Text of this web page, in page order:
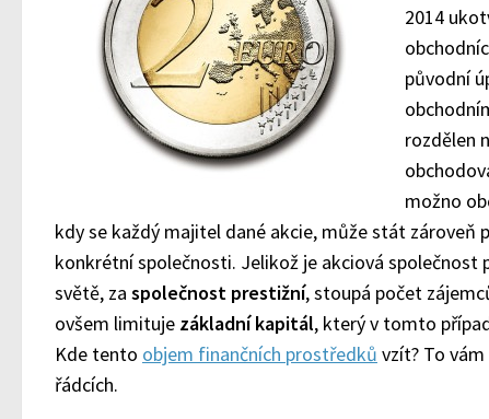
2014
původní
rozdělen
možno
kdy se každý majitel dané akcie, může stát zároveň
konkrétní společnosti. Jelikož je akciová společnost
světě, za společnost prestižní, stoupá počet
ovšem limituje základní kapitál, který v tomto
Kde tento objem finančních prostředků vzít? To
řádcích.